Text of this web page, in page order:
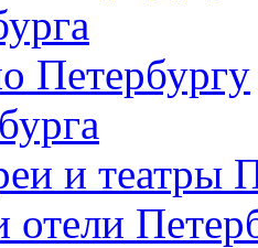
Петербургу
и театры